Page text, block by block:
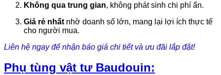
Không qua trung gian, không phát sinh chi phí ẩn.
Giá rẻ nhất nhờ doanh số lớn, mang lại lợi ích thực tế
cho người mua.
Liên hệ ngay để nhận báo giá chi tiết và ưu đãi lắp đặt!
Phụ tùng vật tư Baudouin: